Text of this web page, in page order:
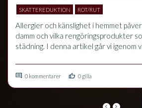
SKATTEREDUKTION ROT/RUT
Allergier och känslighet i hemmet
damm och vilka rengöringsprodukter
städning. I denna artikel går vi igenom
förbättrar inomhusmiljön och vilka
förvärra problem med luftvägar och
comment 0 kommentarer thumb_up 0 gilla